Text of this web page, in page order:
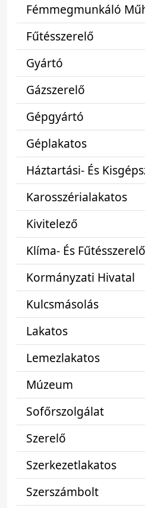
Fémmegmunkáló
Fűtésszerelő
Gyártó
Gázszerelő
Gépgyártó
Géplakatos
Háztartási- És
Karosszérialakatos
Kivitelező
Klíma- És Fűtésszerelő
Kormányzati Hivatal
Kulcsmásolás
Lakatos
Lemezlakatos
Múzeum
Sofőrszolgálat
Szerelő
Szerkezetlakatos
Szerszámbolt